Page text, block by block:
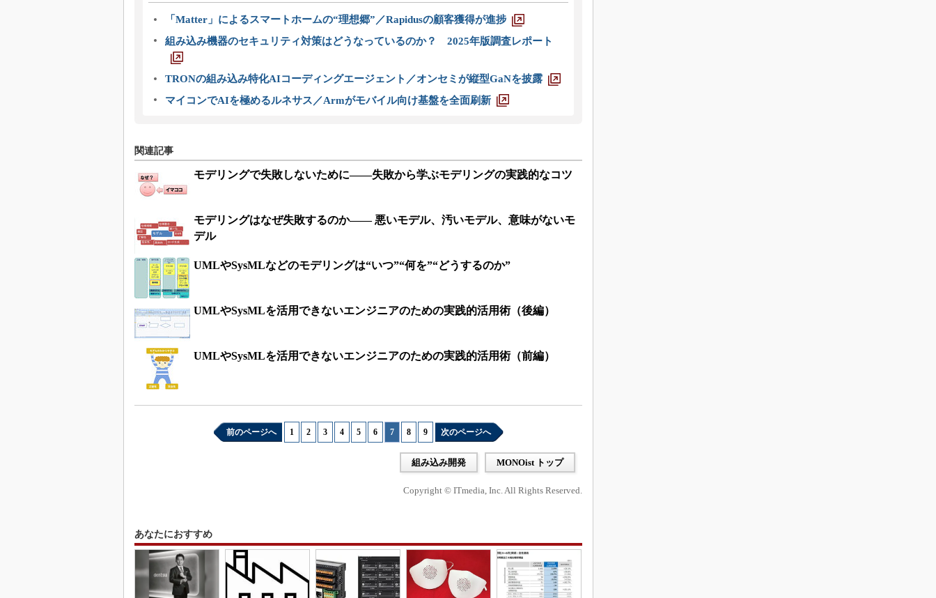
「Matter」によるスマートホームの“理想郷”／Rapidusの顧客獲得が進捗
組み込み機器のセキュリティ対策はどうなっているのか？ 2025年版調査レポート
TRONの組み込み特化AIコーディングエージェント／オンセミが縦型GaNを披露
マイコンでAIを極めるルネサス／Armがモバイル向け基盤を全面刷新
関連記事
モデリングで失敗しないために――失敗から学ぶモデリングの実践的なコツ
モデリングはなぜ失敗するのか―― 悪いモデル、汚いモデル、意味がないモ
デル
UMLやSysMLなどのモデリングは“いつ”“何を”“どうするのか”
UMLやSysMLを活用できないエンジニアのための実践的活用術（後編）
UMLやSysMLを活用できないエンジニアのための実践的活用術（前編）
前のページへ 1 2 3 4 5 6 7 8 9 次のページへ
組み込み開発 MONOist トップ
Copyright © ITmedia, Inc. All Rights Reserved.
あなたにおすすめ